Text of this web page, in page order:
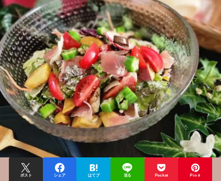
ポスト シェア はてブ 送る Pocket Pin it